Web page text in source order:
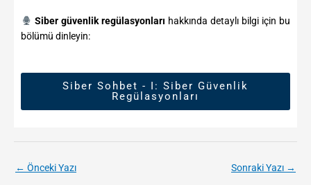
Siber güvenlik regülasyonları hakkında detaylı bilgi için bu
bölümü dinleyin:
Siber Sohbet - I: Siber Güvenlik
Regülasyonları
← Önceki Yazı Sonraki Yazı →